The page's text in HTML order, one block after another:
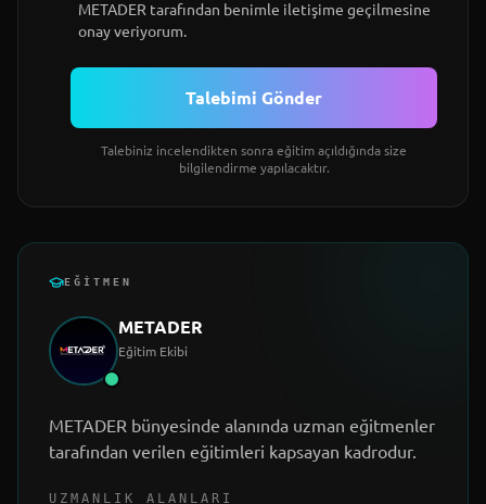
METADER tarafından benimle iletişime geçilmesine
onay veriyorum.
Talebimi Gönder
Talebiniz incelendikten sonra eğitim açıldığında size
bilgilendirme yapılacaktır.
EĞITMEN
METADER
Eğitim Ekibi
METADER bünyesinde alanında uzman eğitmenler
tarafından verilen eğitimleri kapsayan kadrodur.
UZMANLIK ALANLARI